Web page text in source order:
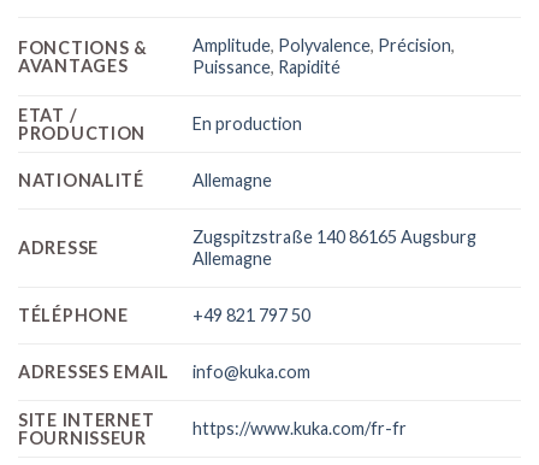
FONCTIONS &
AVANTAGES
Amplitude, Polyvalence, Précision,
Puissance, Rapidité
ETAT /
PRODUCTION
En production
NATIONALITÉ Allemagne
ADRESSE
Zugspitzstraße 140 86165 Augsburg
Allemagne
TÉLÉPHONE +49 821 797 50
ADRESSES EMAIL info@kuka.com
SITE INTERNET
FOURNISSEUR
https://www.kuka.com/fr-fr